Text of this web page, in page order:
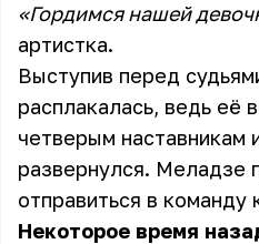
«Гордимся нашей
артистка.
Выступив перед
расплакалась, ведь её
четверым наставникам
развернулся. Меладзе
отправиться в
Некоторое время